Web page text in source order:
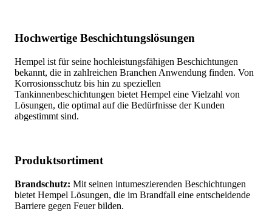
Hochwertige Beschichtungslösungen
Hempel ist für seine hochleistungsfähigen Beschichtungen
bekannt, die in zahlreichen Branchen Anwendung finden. Von
Korrosionsschutz bis hin zu speziellen
Tankinnenbeschichtungen bietet Hempel eine Vielzahl von
Lösungen, die optimal auf die Bedürfnisse der Kunden
abgestimmt sind.
Produktsortiment
Brandschutz: Mit seinen intumeszierenden Beschichtungen
bietet Hempel Lösungen, die im Brandfall eine entscheidende
Barriere gegen Feuer bilden.